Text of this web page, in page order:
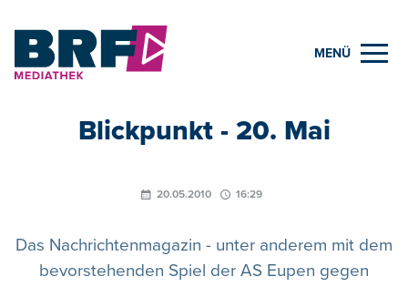
MENÜ
Blickpunkt - 20. Mai
20.05.2010 16:29
Das Nachrichtenmagazin - unter anderem mit dem
bevorstehenden Spiel der AS Eupen gegen